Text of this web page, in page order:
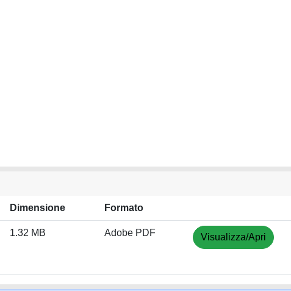
Dimensione Formato
1.32 MB Adobe PDF Visualizza/Apri